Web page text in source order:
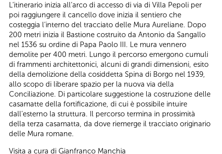
L’itinerario inizia all’arco di accesso di via di Villa Pepoli per
poi raggiungere il cancello dove inizia il sentiero che
costeggia l’interno del tracciato delle Mura Aureliane. Dopo
200 metri inizia il Bastione costruito da Antonio da Sangallo
nel 1536 su ordine di Papa Paolo III. Le mura vennero
demolite per 400 metri. Lungo il percorso emergono cumuli
di frammenti architettonici, alcuni di grandi dimensioni, esito
della demolizione della cosiddetta Spina di Borgo nel 1939,
allo scopo di liberare spazio per la nuova via della
Conciliazione. Di particolare suggestione la costruzione delle
casamatte della fortificazione, di cui è possibile intuire
dall’esterno la struttura. Il percorso termina in prossimità
della terza casamatta, da dove riemerge il tracciato originario
delle Mura romane.
Visita a cura di Gianfranco Manchia